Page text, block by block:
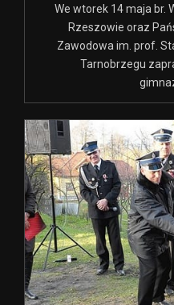
We wtorek 14 maja br.
Rzeszowie oraz
Zawodowa im. prof.
Tarnobrzegu